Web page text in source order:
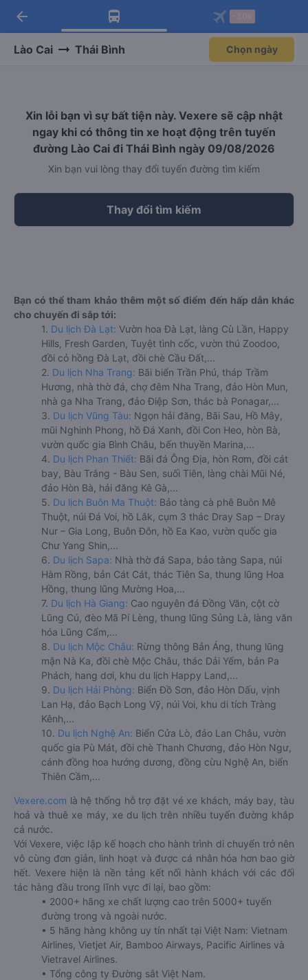
Tải app Vexere ngay!
Nhận ưu đãi thành viên độc
Mở app
Tải app Vexere
-30k/ghế khi đặt vé máy bay qua
Mở app
arrow_back
Lào Cai Thái Bình Chọn ngày
Xin lỗi bạn vì sự bất tiện này. Vexere sẽ cập nhật
ngay khi có thông tin xe hoạt động trên tuyến
đường Lào Cai đi Thái Bình ngày 09/08/2026
Xin bạn vui lòng thay đổi tuyến đường tìm kiếm
Thay đổi tìm kiếm
Bạn có thể tham khảo thêm một số điểm đến hấp dẫn khác
cho chuyến đi sắp tới:
1. Du lịch Đà Lạt: Vườn hoa Đà Lạt, làng Cù Lần, Happy
Hills, Fresh Garden, Tuyệt tình cốc, vườn thú Zoodoo,
đồi cỏ hồng Đà Lạt, đồi chè Cầu Đất,...
2. Du lịch Nha Trang: Bãi biển Trần Phú, tháp Trầm
Hương, nhà thờ đá, chợ đêm Nha Trang, đảo Hòn Mun,
nhà ga Nha Trang, đảo Điệp Sơn, thác bà Ponagar,...
3. Du lịch Vũng Tàu: Ngọn hải đăng, Bãi Sau, Hồ Mây,
mũi Nghinh Phong, hồ Đá Xanh, đồi Con Heo, hòn Bà,
vườn quốc gia Bình Châu, bến thuyền Marina,...
4. Du lịch Phan Thiết: Bãi đá Ông Địa, hòn Rơm, đồi cát
bay, Bàu Trắng - Bàu Sen, suối Tiên, làng chài Mũi Né,
đảo Hòn Bà, hải đăng Kê Gà,...
5. Du lịch Buôn Ma Thuột: Bảo tàng cà phê Buôn Mê
Thuột, núi Đá Voi, hồ Lắk, cụm 3 thác Dray Sap – Dray
Nur – Gia Long, Buôn Đôn, hồ Ea Kao, vườn quốc gia
Chư Yang Shin,...
6. Du lịch Sapa: Nhà thờ đá Sapa, bảo tàng Sapa, núi
Hàm Rồng, bản Cát Cát, thác Tiên Sa, thung lũng Hoa
Hồng, thung lũng Mường Hoa,...
7. Du lịch Hà Giang: Cao nguyên đá Đồng Văn, cột cờ
Lũng Cú, đèo Mã Pí Lèng, thung lũng Sủng Là, làng văn
hóa Lũng Cẩm,...
8. Du lịch Mộc Châu: Rừng thông Bản Áng, thung lũng
mận Nà Ka, đồi chè Mộc Châu, thác Dải Yếm, bản Pa
Phách, hang dơi, khu du lịch Happy Land,...
9. Du lịch Hải Phòng: Biển Đồ Sơn, đảo Hòn Dấu, vịnh
Lan Hạ, đảo Bạch Long Vỹ, núi Voi, khu di tích Tràng
Kênh,...
10. Du lịch Nghệ An: Biển Cửa Lò, đảo Lan Châu, vườn
quốc gia Pù Mát, đồi chè Thanh Chương, đảo Hòn Ngư,
cánh đồng hoa hướng dương, đồng cừu Nghệ An, biển
Thiên Cầm,...
Vexere.com là hệ thống hỗ trợ đặt vé xe khách, máy bay, tàu
hoả và thuê xe máy, xe du lịch trên nhiều tuyến đường khắp
cả nước.
Với Vexere, việc lập kế hoạch cho hành trình di chuyển trở nên
vô cùng đơn giản, linh hoạt và được cá nhân hóa hơn bao giờ
hết. Vexere hiện là nền tảng kết nối hành khách với các đối
tác hàng đầu trong lĩnh vực đi lại, bao gồm:
• 2000+ hãng xe chất lượng cao trên 5000+ tuyến
đường trong và ngoài nước.
• 5 hãng hàng không uy tín nhất tại Việt Nam: Vietnam
Airlines, Vietjet Air, Bamboo Airways, Pacific Airlines và
Vietravel Airlines.
• Tổng công ty Đường sắt Việt Nam.